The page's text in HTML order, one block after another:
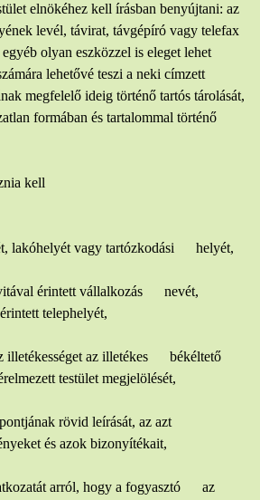
elnökéhez kell írásban benyújtani: az
levél, távirat, távgépíró vagy telefax
olyan eszközzel is eleget lehet
lehetővé teszi a neki címzett
megfelelő ideig történő tartós tárolását,
formában és tartalommal történő
kell
lakóhelyét vagy tartózkodási helyét,
érintett vállalkozás nevét,
telephelyét,
illetékességet az illetékes békéltető
testület megjelölését,
rövid leírását, az azt
és azok bizonyítékait,
arról, hogy a fogyasztó az